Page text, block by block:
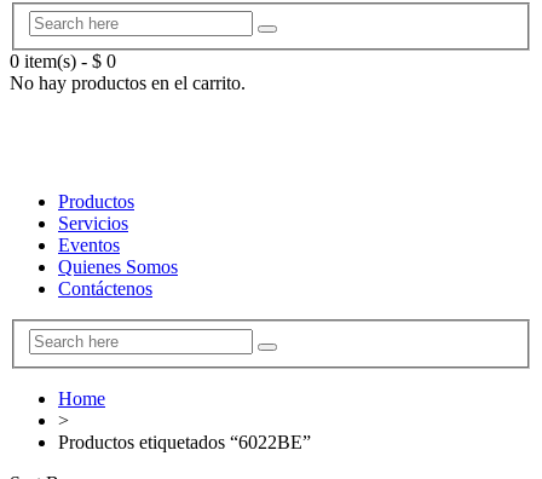
0 item(s) - $ 0
No hay productos en el carrito.
Productos
Servicios
Eventos
Quienes Somos
Contáctenos
Home
>
Productos etiquetados “6022BE”